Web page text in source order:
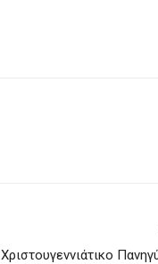
Χριστουγεννιάτικο